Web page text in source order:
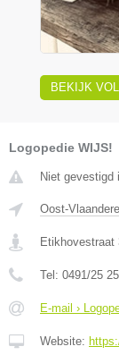
BEKIJK
Logopedie WIJS!
Niet gevestigd
Oost-
Etikhovestraat
Tel: 0491/25
E-mail ›
Website: